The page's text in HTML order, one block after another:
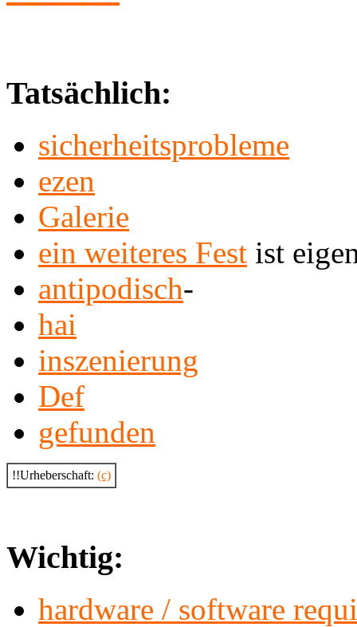
Tatsächlich:
sicherheitsprobleme
ezen
Galerie
ein weiteres Fest ist
antipodisch-
hai
inszenierung
Def
gefunden
!!Urheberschaft: (c)
Wichtig:
hardware / software